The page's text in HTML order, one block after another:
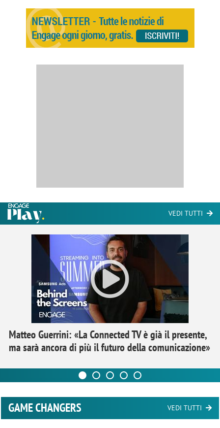
VEDI TUTTI
Matteo Guerrini: «La Connected TV è già il presente,
ma sarà ancora di più il futuro della comunicazione»
GAME CHANGERS VEDI TUTTI